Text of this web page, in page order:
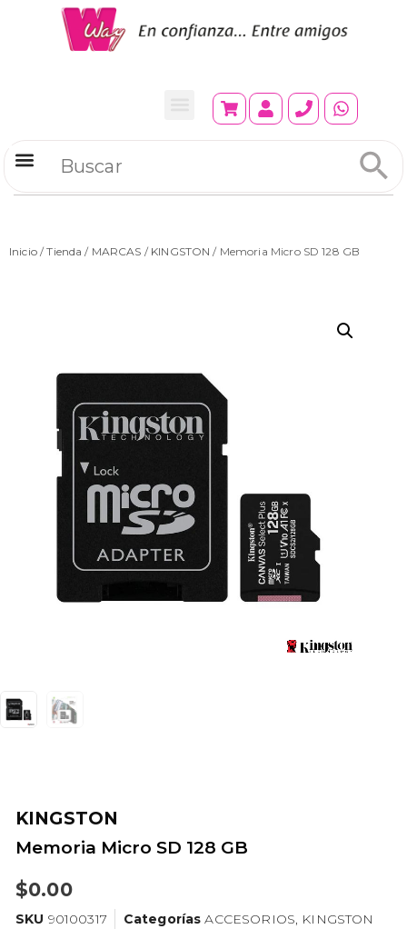
Inicio/Tienda / MARCAS / KINGSTON / Memoria Micro SD 128 GB
KINGSTON
Memoria Micro SD 128 GB
$0.00
SKU 90100317 Categorías ACCESORIOS KINGSTON